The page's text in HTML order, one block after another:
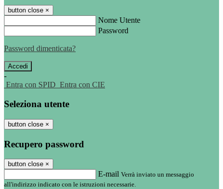
button close ×
Nome Utente
Password
Password dimenticata?
-
Entra con SPID Entra con CIE
Seleziona utente
button close ×
Recupero password
button close ×
E-mail Verrà inviato un messaggio
all'indirizzo indicato con le istruzioni necessarie.